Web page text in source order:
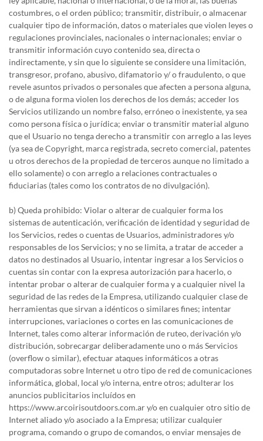
costumbres, o el orden público; transmitir, distribuir, o almacenar
cualquier tipo de información, datos o materiales que violen leyes o
regulaciones provinciales, nacionales o internacionales; enviar o
transmitir información cuyo contenido sea, directa o
indirectamente, y sin que lo siguiente se considere una limitación,
transgresor, profano, abusivo, difamatorio y/ o fraudulento, o que
revele asuntos privados o personales que afecten a persona alguna,
o de alguna forma violen los derechos de los demás; acceder los
Servicios utilizando un nombre falso, erróneo o inexistente, ya sea
como persona física o jurídica; enviar o transmitir material alguno
que el Usuario no tenga derecho a transmitir con arreglo a las leyes
(ya sea de Copyright, marca registrada, secreto comercial, patentes
u otros derechos de la propiedad de terceros aunque no limitado a
ello solamente) o con arreglo a relaciones contractuales o
fiduciarias (tales como los contratos de no divulgación).
b) Queda prohibido: Violar o alterar de cualquier forma los
sistemas de autenticación, verificación de identidad y seguridad de
los Servicios, redes o cuentas de Usuarios, administradores y/o
responsables de los Servicios; y no se limita, a tratar de acceder a
datos no destinados al Usuario, intentar ingresar a los Servicios o
cuentas sin contar con la expresa autorización para hacerlo, o
intentar probar o alterar de cualquier forma y a cualquier nivel la
seguridad de las redes de la Empresa, utilizando cualquier clase de
herramientas que sirvan a idénticos o similares fines; intentar
interrupciones, variaciones o cortes en las comunicaciones de
Internet, tales como alterar información de ruteo, derivación y/o
distribución, sobrecargar deliberadamente uno o más Servicios
(overflow o similar), efectuar ataques informáticos a otras
computadoras sobre Internet u otro tipo de red de comunicaciones
informática, global, local y/o interna, entre otros; adulterar los
anuncios publicitarios incluídos en
https://www.arcoirisoutdoors.com.ar y/o en cualquier otro sitio de
Internet aliado y/o asociado a la Empresa; utilizar cualquier
programa, comando o grupo de comandos, o enviar mensajes de